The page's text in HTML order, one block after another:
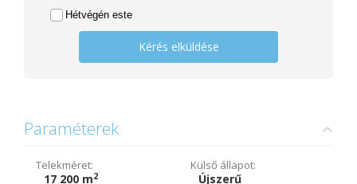
Hétvégén este
Kérés elküldése
Paraméterek
Telekméret:
17 200 m2
Külső állapot:
Újszerű